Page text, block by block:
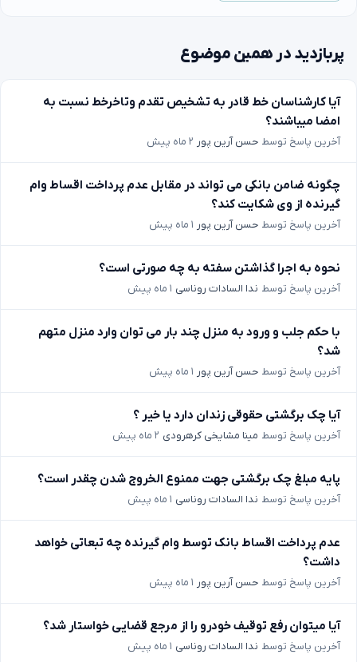
پربازدید در همین موضوع
آیا کارشناسان خط قادر به تشخیص تقدم وتاخرخط نسبت به
امضا میباشند؟
آخرین پاسخ توسط حسن آرین پور ۲ ماه پیش
چگونه ضامن بانکی می تواند در مقابل عدم پرداخت اقساط وام
گیرنده از وی شکایت کند؟
آخرین پاسخ توسط حسن آرین پور ۱ ماه پیش
نحوه به اجرا گذاشتن سفته به چه صورتی است؟
آخرین پاسخ توسط ندا السادات روناسی ۱ ماه پیش
با حکم جلب و ورود به منزل چند بار می توان وارد منزل متهم
شد؟
آخرین پاسخ توسط حسن آرین پور ۱ ماه پیش
آیا چک برگشتی حقوقی زندان دارد یا خیر ؟
آخرین پاسخ توسط مینا مشایخی کرهرودی ۲ ماه پیش
پایه مبلغ چک برگشتی جهت ممنوع الخروج شدن چقدر است؟
آخرین پاسخ توسط ندا السادات روناسی ۱ ماه پیش
عدم پرداخت اقساط بانک توسط وام گیرنده چه تبعاتی خواهد
داشت؟
آخرین پاسخ توسط حسن آرین پور ۱ ماه پیش
آیا میتوان رفع توقیف خودرو را از مرجع قضایی خواستار شد؟
آخرین پاسخ توسط ندا السادات روناسی ۱ ماه پیش